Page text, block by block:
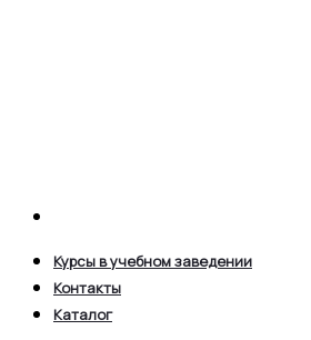
Курсы в учебном заведении
Контакты
Каталог